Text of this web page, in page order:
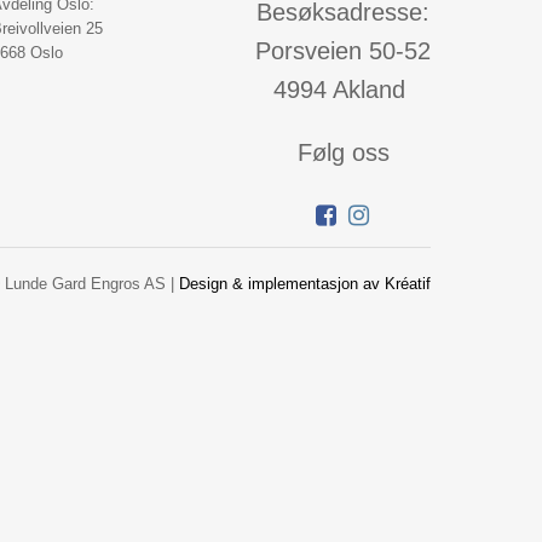
Besøksadresse:
Porsveien 50-52
4994 Akland
Følg oss
Oslo:
25
Oslo
Gard Engros AS | Design & implementasjon av Kréatif